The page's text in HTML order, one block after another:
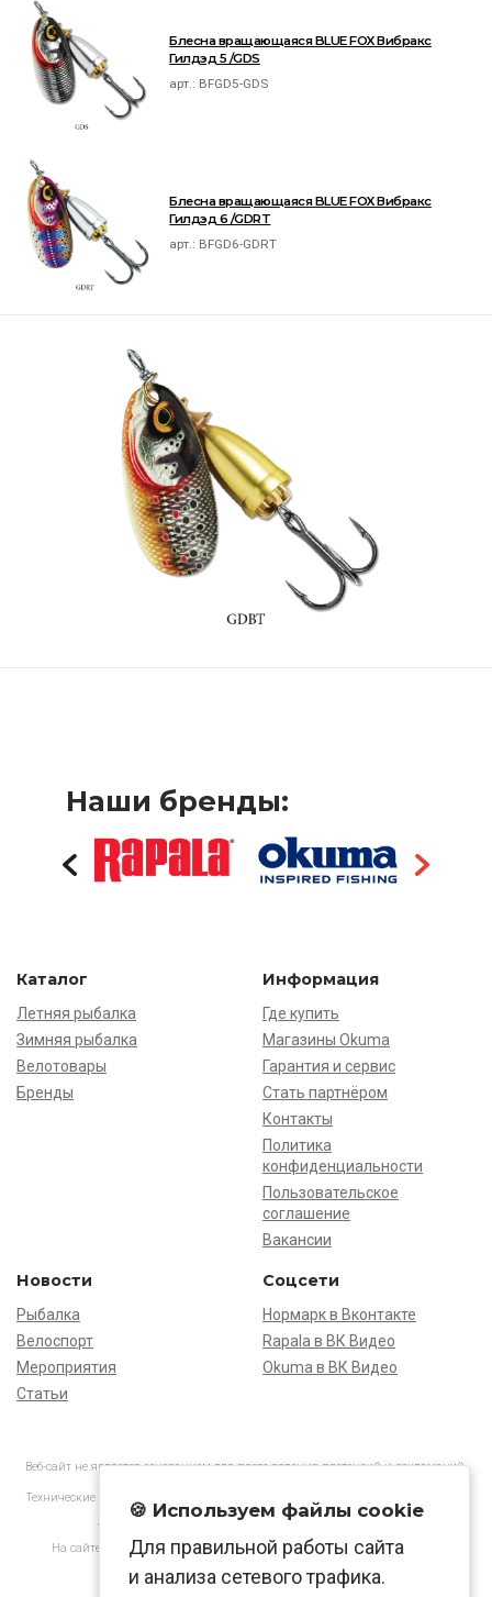
Блесна вращающаяся BLUE FOX Вибракс
Гилдэд 5 /GDS
арт.: BFGD5-GDS
Блесна вращающаяся BLUE FOX Вибракс
Гилдэд 6 /GDRT
арт.: BFGD6-GDRT
Наши бренды:
Каталог
Летняя рыбалка
Зимняя рыбалка
Велотовары
Бренды
Информация
Где купить
Магазины Okuma
Гарантия и сервис
Стать партнёром
Контакты
Политика
конфиденциальности
Пользовательское
соглашение
Вакансии
Новости
Рыбалка
Велоспорт
Мероприятия
Статьи
Соцсети
Нормарк в Вконтакте
Rapala в ВК Видео
Okuma в ВК Видео
Веб-сайт не является основанием для предъявления претензий и рекламаций,
Технические характеристики товаров могут отличаться от указанных на сайте.
АО «Нормарк» ИНН 7728172512 ОГРН 1037739603505
На сайте применяютсярекомендательные технологиив соответствии
🍪 Используем файлы cookie
Для правильной работы сайта
и анализа сетевого трафика.